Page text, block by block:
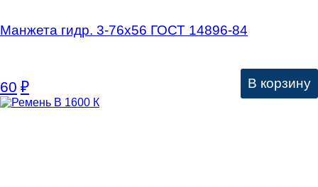
Манжета гидр. 3-76х56 ГОСТ 14896-84
60 ₽ В корзину